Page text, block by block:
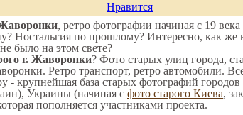
Нравится
, ретро фотографии начиная с 19
Ностальгия по прошлому? Интересно, как
было на этом свете?
г. Жаворонки? Фото старых улиц города,
Ретро транспорт, ретро автомобили.
- крупнейшая база старых фотографий
Украины (начиная с фото старого Киева,
пополняется участниками проекта.